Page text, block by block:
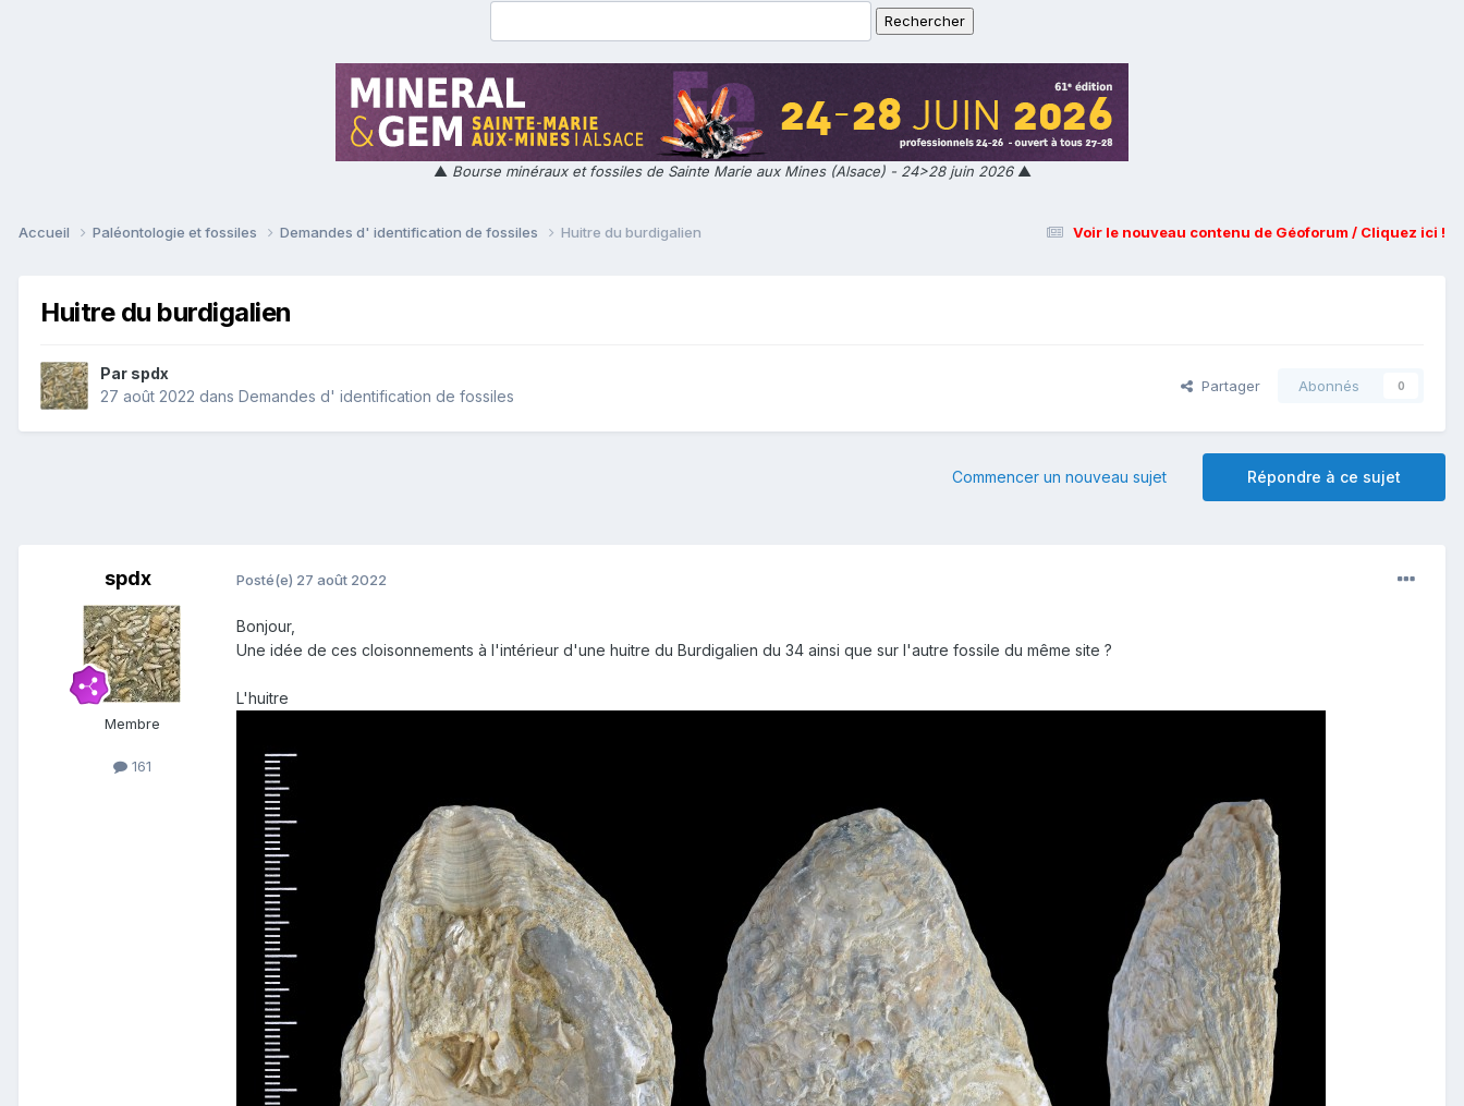
▲ Bourse minéraux et fossiles de Sainte Marie aux Mines (Alsace) - 24>28 juin 2026▲
Voir le nouveau contenu de Géoforum / Cliquez ici !
Accueil Paléontologie et fossiles Demandes d' identification de fossiles Huitre du burdigalien
Huitre du burdigalien
Par spdx
27 août 2022 dans Demandes d' identification de fossiles
Partager Abonnés 0
Répondre à ce sujet
Commencer un nouveau sujet
spdx
Membre
161
Posté(e) 27 août 2022
Bonjour,
Une idée de ces cloisonnements à l'intérieur d'une huitre du Burdigalien du 34 ainsi que sur l'autre fossile du même site ?
L'huitre